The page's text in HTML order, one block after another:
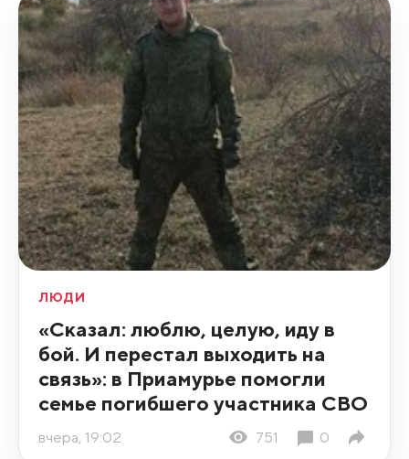
ЛЮДИ
«Сказал: люблю, целую, иду в
бой. И перестал выходить на
связь»: в Приамурье помогли
семье погибшего участника СВО
вчера, 19:02 751 0